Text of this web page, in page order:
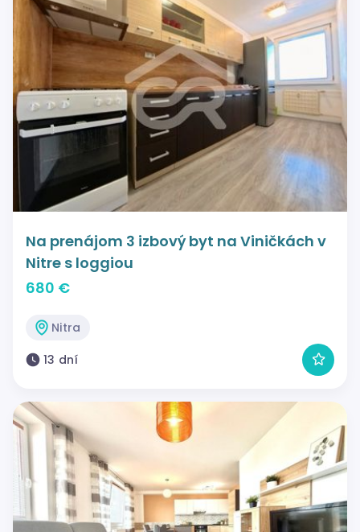
Na prenájom 3 izbový byt na Viničkách v
Nitre s loggiou
680 €
Nitra
13 dní